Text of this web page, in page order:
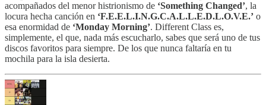
acompañados del menor histrionismo de ‘Something Changed’, la
locura hecha canción en ‘F.E.E.L.I.N.G.C.A.L.L.E.D.L.O.V.E.’ o
esa enormidad de ‘Monday Morning’. Different Class es,
simplemente, el que, nada más escucharlo, sabes que será uno de tus
discos favoritos para siempre. De los que nunca faltaría en tu
mochila para la isla desierta.